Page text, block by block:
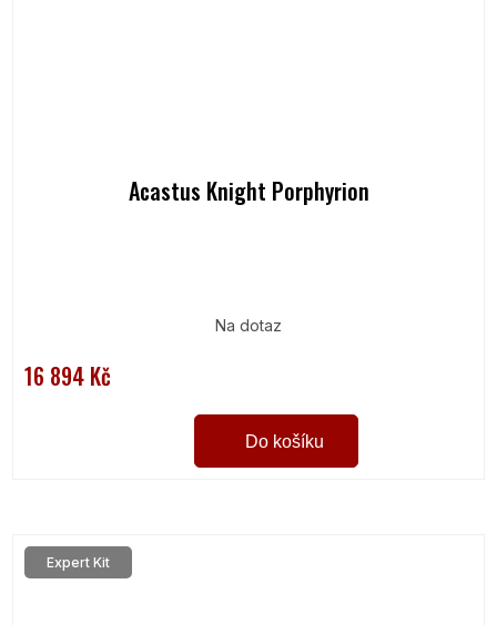
Acastus Knight Porphyrion
Na dotaz
16 894 Kč
Do košíku
Expert Kit